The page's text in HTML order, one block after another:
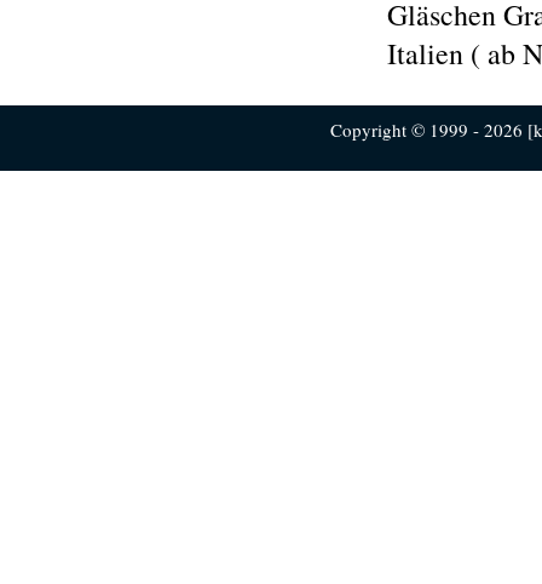
Gläschen
Italien ( ab
Copyright © 1999 - 2026